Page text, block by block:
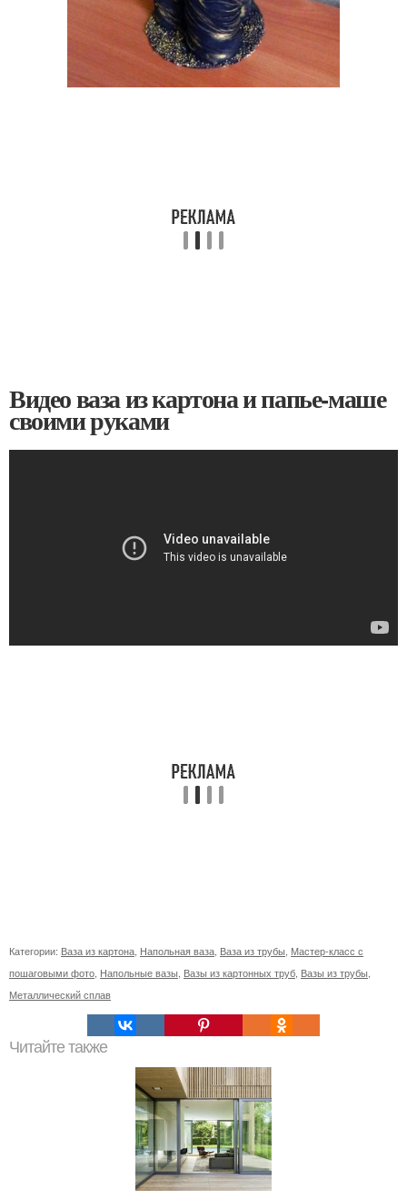
Видео ваза из картона и папье-маше
своими руками
Категории: Ваза из картона, Напольная ваза, Ваза из трубы, Мастер-класс с
пошаговыми фото, Напольные вазы, Вазы из картонных труб, Вазы из трубы,
Металлический сплав
Читайте также